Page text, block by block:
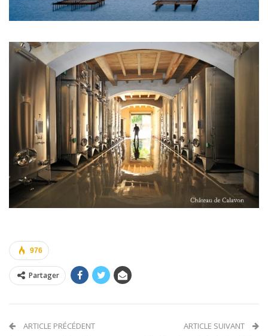
976
Partager
ARTICLE PRÉCÉDENT ARTICLE SUIVANT